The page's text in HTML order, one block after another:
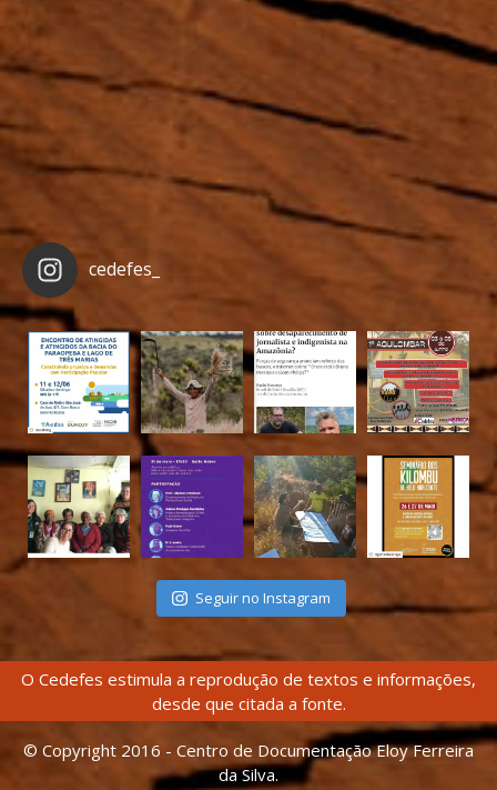
cedefes_
Seguir no Instagram
O Cedefes estimula a reprodução de textos e informações,
desde que citada a fonte.
© Copyright 2016 - Centro de Documentação Eloy Ferreira
da Silva.